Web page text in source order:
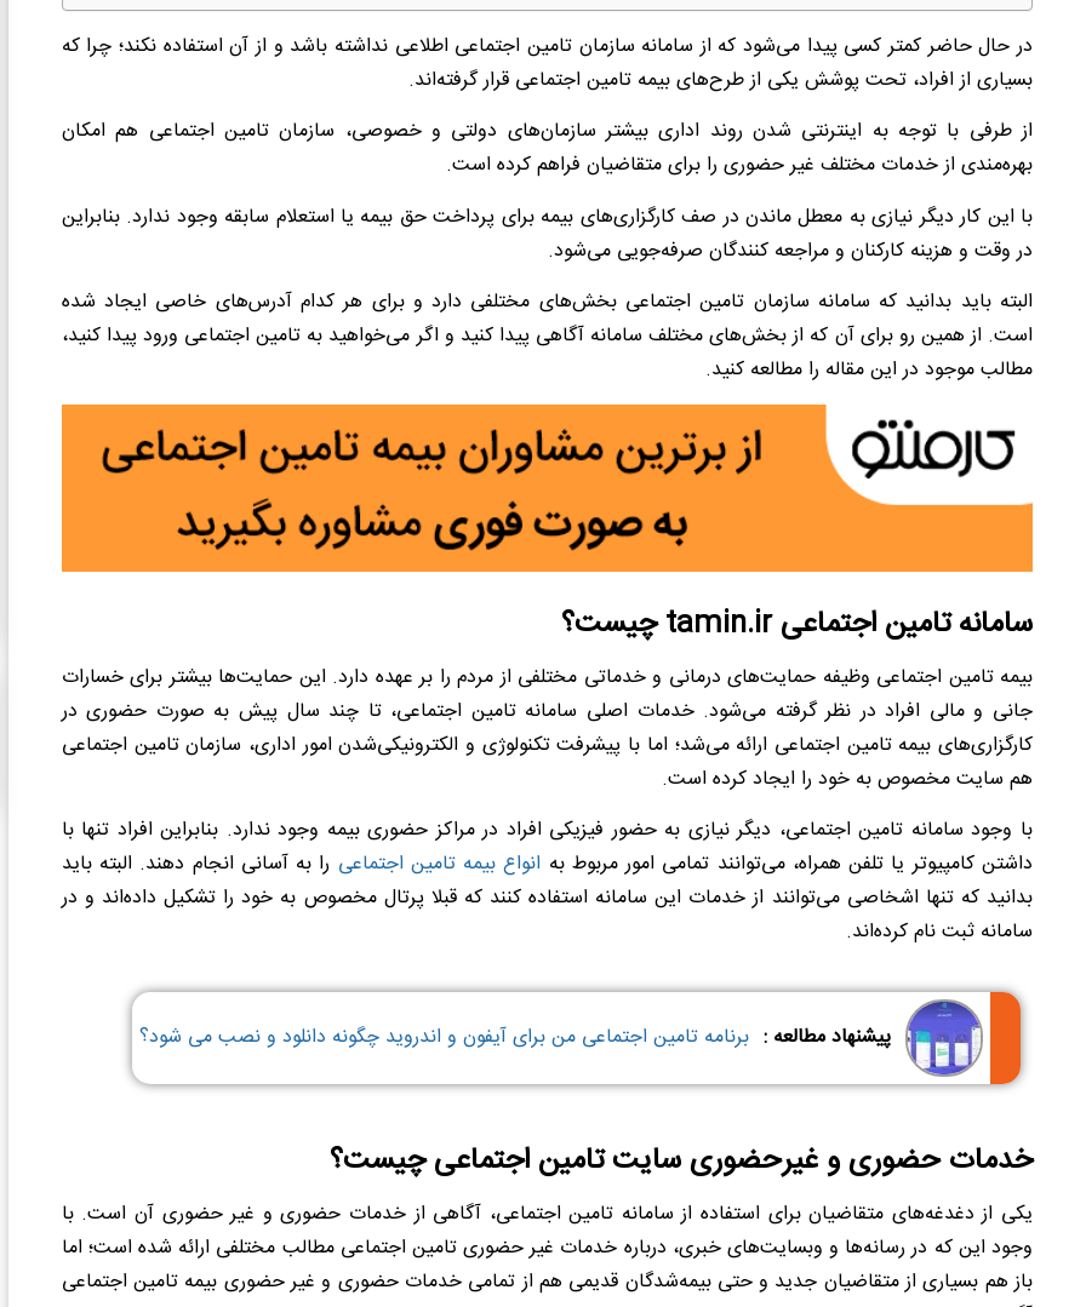
در حال حاضر کمتر کسی پیدا می‌شود که از سامانه سازمان تامین اجتماعی اطلاعی نداشته باشد و از آن استفاده نکند؛ چرا که
بسیاری از افراد، تحت پوشش یکی از طرح‌های بیمه تامین اجتماعی قرار گرفته‌اند.
از طرفی با توجه به اینترنتی شدن روند اداری بیشتر سازمان‌های دولتی و خصوصی، سازمان تامین اجتماعی هم امکان
بهره‌مندی از خدمات مختلف غیر حضوری را برای متقاضیان فراهم کرده است.
با این کار دیگر نیازی به معطل ماندن در صف کارگزاری‌های بیمه برای پرداخت حق بیمه یا استعلام سابقه وجود ندارد. بنابراین
در وقت و هزینه کارکنان و مراجعه کنندگان صرفه‌جویی می‌شود.
البته باید بدانید که سامانه سازمان تامین اجتماعی بخش‌های مختلفی دارد و برای هر کدام آدرس‌های خاصی ایجاد شده
است. از همین رو برای آن که از بخش‌های مختلف سامانه آگاهی پیدا کنید و اگر می‌خواهید به تامین اجتماعی ورود پیدا کنید،
مطالب موجود در این مقاله را مطالعه کنید.
سامانه تامین اجتماعی tamin.ir چیست؟
بیمه تامین اجتماعی وظیفه حمایت‌های درمانی و خدماتی مختلفی از مردم را بر عهده دارد. این حمایت‌ها بیشتر برای خسارات
جانی و مالی افراد در نظر گرفته می‌شود. خدمات اصلی سامانه تامین اجتماعی، تا چند سال پیش به صورت حضوری در
کارگزاری‌های بیمه تامین اجتماعی ارائه می‌شد؛ اما با پیشرفت تکنولوژی و الکترونیکی‌شدن امور اداری، سازمان تامین اجتماعی
هم سایت مخصوص به خود را ایجاد کرده است.
با وجود سامانه تامین اجتماعی، دیگر نیازی به حضور فیزیکی افراد در مراکز حضوری بیمه وجود ندارد. بنابراین افراد تنها با
داشتن کامپیوتر یا تلفن همراه، می‌توانند تمامی امور مربوط به انواع بیمه تامین اجتماعی را به آسانی انجام دهند. البته باید
بدانید که تنها اشخاصی می‌توانند از خدمات این سامانه استفاده کنند که قبلا پرتال مخصوص به خود را تشکیل داده‌اند و در
سامانه ثبت نام کرده‌‌اند.
پیشنهاد مطالعه : برنامه تامین اجتماعی من برای آیفون و اندروید چگونه دانلود و نصب می شود؟
خدمات حضوری و غیرحضوری سایت تامین اجتماعی چیست؟
یکی از دغدغه‌های متقاضیان برای استفاده از سامانه تامین اجتماعی، آگاهی از خدمات حضوری و غیر حضوری آن است. با
وجود این که در رسانه‌ها و وبسایت‌های خبری، درباره خدمات غیر حضوری تامین اجتماعی مطالب مختلفی ارائه شده است؛ اما
باز هم بسیاری از متقاضیان جدید و حتی بیمه‌شدگان قدیمی هم از تمامی خدمات حضوری و غیر حضوری بیمه تامین اجتماعی